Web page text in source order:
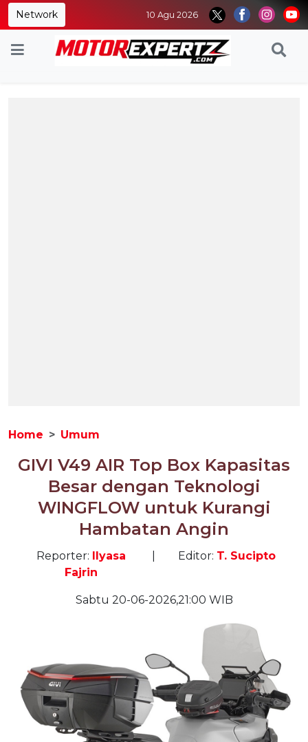
Network 10 Agu 2026
Home Umum
GIVI V49 AIR Top Box Kapasitas
Besar dengan Teknologi
WINGFLOW untuk Kurangi
Hambatan Angin
Reporter: Ilyasa
Fajrin
Editor: T. Sucipto
Sabtu 20-06-2026,21:00 WIB